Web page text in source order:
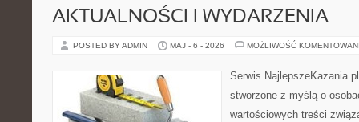
AKTUALNOŚCI I WYDARZENIA
POSTED BY ADMIN MAJ - 6 - 2026 MOŻLIWOŚĆ
Serwis
stworzone z myślą o
wartościowych treści